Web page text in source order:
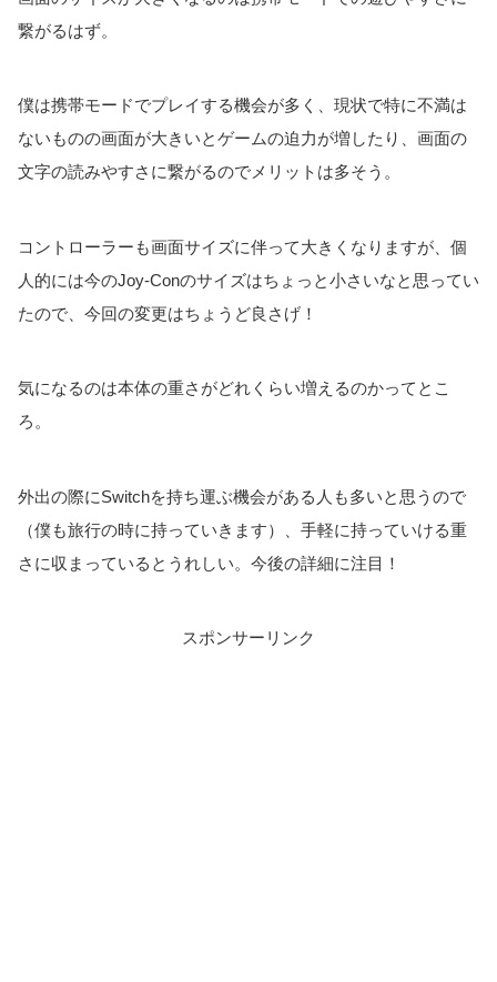
繋がるはず。
僕は携帯モードでプレイする機会が多く、現状で特に不満は
ないものの画面が大きいとゲームの迫力が増したり、画面の
文字の読みやすさに繋がるのでメリットは多そう。
コントローラーも画面サイズに伴って大きくなりますが、個
人的には今のJoy-Conのサイズはちょっと小さいなと思ってい
たので、今回の変更はちょうど良さげ！
気になるのは本体の重さがどれくらい増えるのかってとこ
ろ。
外出の際にSwitchを持ち運ぶ機会がある人も多いと思うので
（僕も旅行の時に持っていきます）、手軽に持っていける重
さに収まっているとうれしい。今後の詳細に注目！
スポンサーリンク